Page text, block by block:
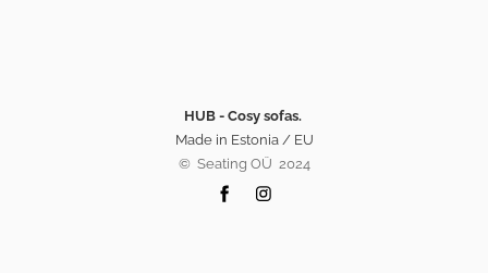
HUB - Cosy sofas.
Made in Estonia / EU
©️ Seating OÜ 2024